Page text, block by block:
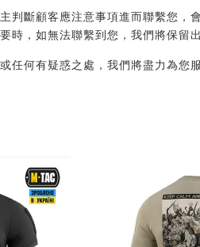
判斷顧客應注意事項進而聯繫您
時，如無法聯繫到您，我們將保留
任何有疑惑之處，我們將盡力為您